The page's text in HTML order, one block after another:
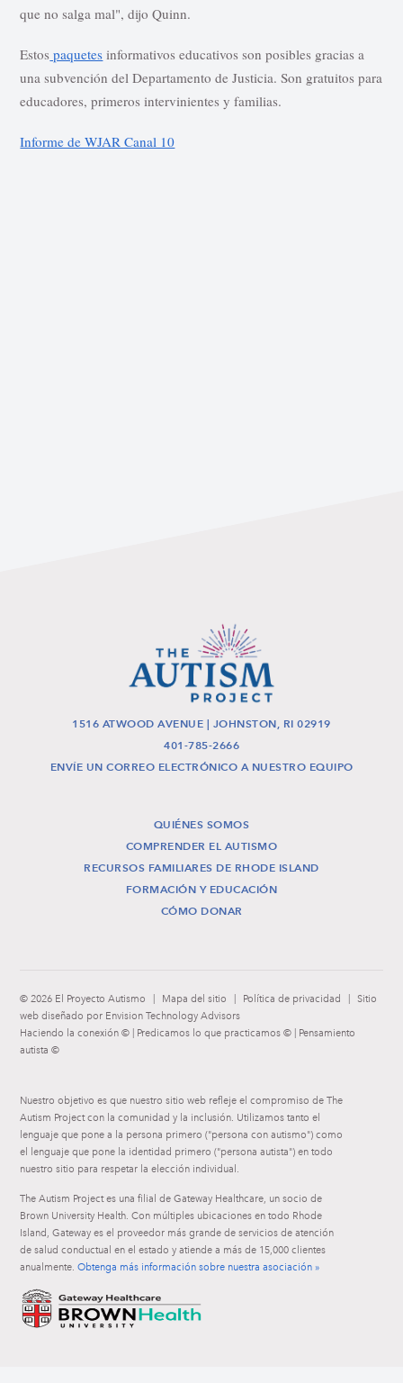
que no salga mal", dijo Quinn.
Estos paquetes informativos educativos son posibles gracias a
una subvención del Departamento de Justicia. Son gratuitos para
educadores, primeros intervinientes y familias.
Informe de WJAR Canal 10
1516 ATWOOD AVENUE | JOHNSTON, RI 02919
401-785-2666
ENVÍE UN CORREO ELECTRÓNICO A NUESTRO EQUIPO
QUIÉNES SOMOS
COMPRENDER EL AUTISMO
RECURSOS FAMILIARES DE RHODE ISLAND
FORMACIÓN Y EDUCACIÓN
CÓMO DONAR
© 2026 El Proyecto Autismo Mapa del sitio Política de privacidad
Sitio
web diseñado por Envision Technology Advisors
Haciendo la conexión © | Predicamos lo que practicamos © | Pensamiento
autista ©
Nuestro objetivo es que nuestro sitio web refleje el compromiso de The
Autism Project con la comunidad y la inclusión. Utilizamos tanto el
lenguaje que pone a la persona primero ("persona con autismo") como
el lenguaje que pone la identidad primero ("persona autista") en todo
nuestro sitio para respetar la elección individual.
The Autism Project es una filial de Gateway Healthcare, un socio de
Brown University Health. Con múltiples ubicaciones en todo Rhode
Island, Gateway es el proveedor más grande de servicios de atención
de salud conductual en el estado y atiende a más de 15,000 clientes
anualmente.Obtenga más información sobre nuestra asociación »